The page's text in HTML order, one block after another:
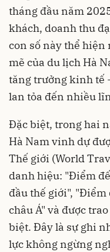
tháng đầu năm
khách, doanh thu
con số này thể
mẽ của du lịch Hà
tăng trưởng kinh tế
lan tỏa đến nhiều
Đặc biệt, trong hai
Hà Nam vinh dự
Thế giới (World
danh hiệu: "Điểm
đầu thế giới",
châu Á" và được
biệt. Đây là sự ghi
lực không ngừng